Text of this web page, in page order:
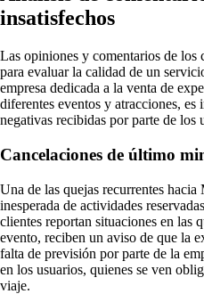
insatisfechos
Las opiniones y comentarios de los
para evaluar la calidad de un
empresa dedicada a la venta de
diferentes eventos y atracciones,
negativas recibidas por parte de los
Cancelaciones de último
Una de las quejas recurrentes hacia
inesperada de actividades
clientes reportan situaciones en las
evento, reciben un aviso de que la
falta de previsión por parte de la
en los usuarios, quienes se ven
viaje.